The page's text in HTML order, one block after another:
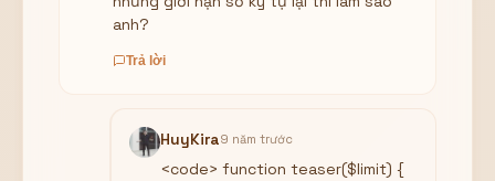
anh?
Trả lời
HuyKira9 năm trước
<code> function teaser($limit) {